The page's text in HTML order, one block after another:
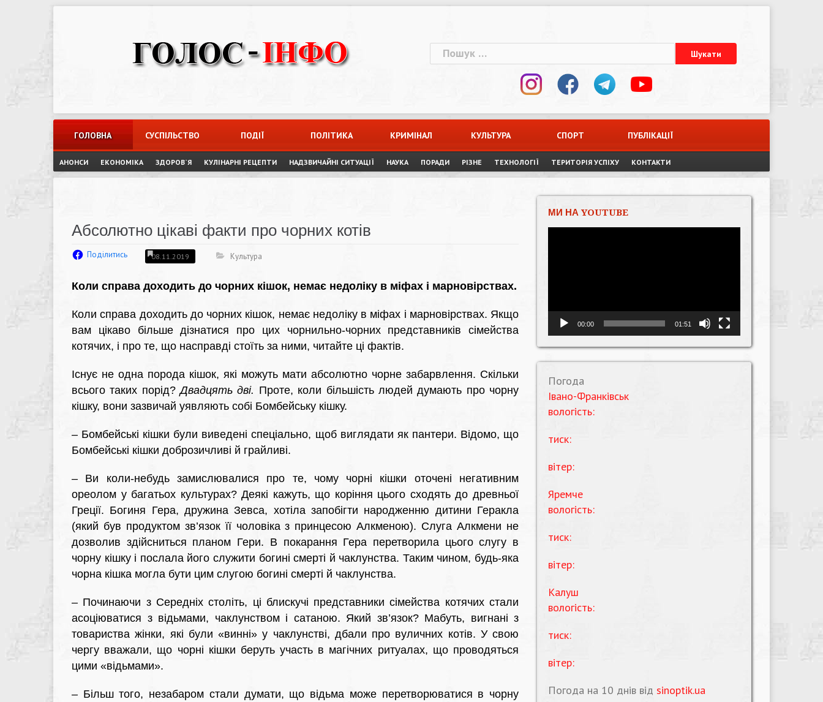
Пошук:
ГОЛОВНА СУСПІЛЬСТВО ПОДІЇ ПОЛІТИКА КРИМІНАЛ КУЛЬТУРА СПОРТ ПУБЛІКАЦІЇ
АНОНСИ ЕКОНОМІКА ЗДОРОВ`Я КУЛІНАРНІ РЕЦЕПТИ НАДЗВИЧАЙНІ СИТУАЦІЇ НАУКА ПОРАДИ РІЗНЕ ТЕХНОЛОГІЇ ТЕРИТОРІЯ УСПІХУ КОНТАКТИ
Абсолютно цікаві факти про чорних котів
Поділитись 08.11.2019 Культура
Коли справа доходить до чорних кішок, немає недоліку в міфах і марновірствах.
Коли справа доходить до чорних кішок, немає недоліку в міфах і марновірствах. Якщо
вам цікаво більше дізнатися про цих чорнильно-чорних представників сімейства
котячих, і про те, що насправді стоїть за ними, читайте ці фактів.
Існує не одна порода кішок, які можуть мати абсолютно чорне забарвлення. Скільки
всього таких порід?Двадцять дві. Проте, коли більшість людей думають про чорну
кішку, вони зазвичай уявляють собі Бомбейську кішку.
– Бомбейські кішки були виведені спеціально, щоб виглядати як пантери. Відомо, що
Бомбейські кішки доброзичливі й грайливі.
– Ви коли-небудь замислювалися про те, чому чорні кішки оточені негативним
ореолом у багатьох культурах? Деякі кажуть, що коріння цього сходять до древньої
Греції. Богиня Гера, дружина Зевса, хотіла запобігти народженню дитини Геракла
(який був продуктом зв’язок її чоловіка з принцесою Алкменою). Слуга Алкмени не
дозволив здійсниться планом Гери. В покарання Гера перетворила цього слугу в
чорну кішку і послала його служити богині смерті й чаклунства. Таким чином, будь-яка
чорна кішка могла бути цим слугою богині смерті й чаклунства.
– Починаючи з Середніх століть, ці блискучі представники сімейства котячих стали
асоціюватися з відьмами, чаклунством і сатаною. Який зв’язок? Мабуть, вигнані з
товариства жінки, які були «винні» у чаклунстві, дбали про вуличних котів. У свою
чергу вважали, що чорні кішки беруть участь в магічних ритуалах, що проводяться
цими «відьмами».
– Більш того, незабаром стали думати, що відьма може перетворюватися в чорну
МИ НА YOUTUBE
00:00 01:51
Погода
Івано-Франківськ
вологість:
тиск:
вітер:
Яремче
вологість:
тиск:
вітер:
Калуш
вологість:
тиск:
вітер:
Погода на 10 днів від sinoptik.ua